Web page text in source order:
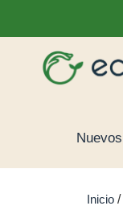
Nuevos
Inicio/